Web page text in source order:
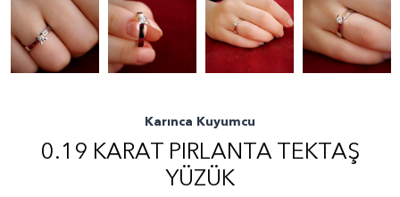
Karınca Kuyumcu
0.19 KARAT PIRLANTA TEKTAŞ
YÜZÜK